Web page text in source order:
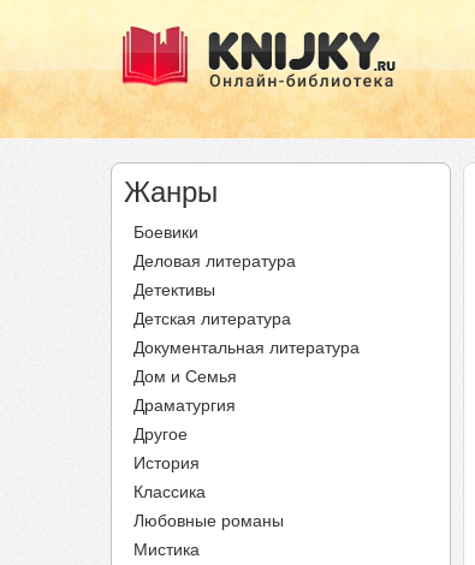
Жанры
Боевики
Деловая литература
Детективы
Детская литература
Документальная литература
Дом и Семья
Драматургия
Другое
История
Классика
Любовные романы
Мистика